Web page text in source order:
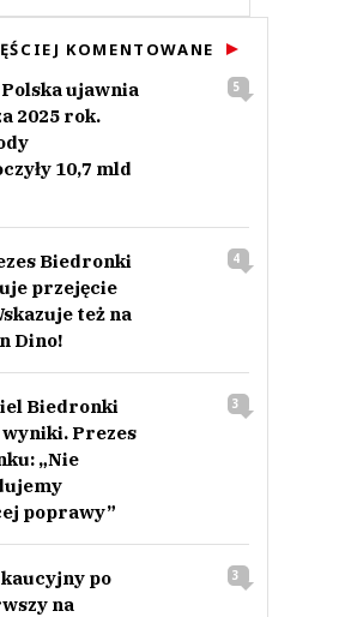
KOMENTOWANE
ujawnia
2025 rok.
10,7 mld
5
Biedronki
przejęcie
też na
Dino!
4
Biedronki
wyniki. Prezes
„Nie
poprawy”
3
po
na
3